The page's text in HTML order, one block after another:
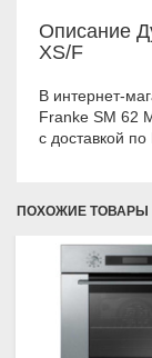
Описание
XS/F
В интернет-
Franke SM 62
с доставкой по
ПОХОЖИЕ ТОВАРЫ